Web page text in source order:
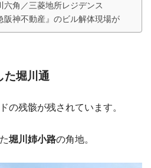
六角／三菱地所レジデンス
阪神不動産』のビル解体現場が
た堀川通
の残骸が残されています。
堀川姉小路の角地。